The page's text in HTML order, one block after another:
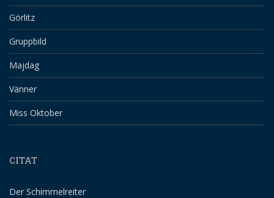
Görlitz
Gruppbild
Majdag
Vänner
Miss Oktober
CITAT
Der Schimmelreiter